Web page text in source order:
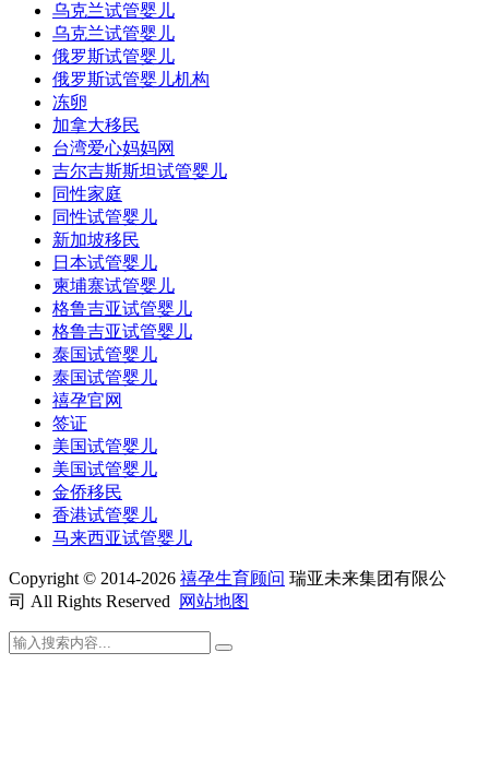
乌克兰试管婴儿
乌克兰试管婴儿
俄罗斯试管婴儿
俄罗斯试管婴儿机构
冻卵
加拿大移民
台湾爱心妈妈网
吉尔吉斯斯坦试管婴儿
同性家庭
同性试管婴儿
新加坡移民
日本试管婴儿
柬埔寨试管婴儿
格鲁吉亚试管婴儿
格鲁吉亚试管婴儿
泰国试管婴儿
泰国试管婴儿
禧孕官网
签证
美国试管婴儿
美国试管婴儿
金侨移民
香港试管婴儿
马来西亚试管婴儿
Copyright © 2014-2026 禧孕生育顾问 瑞亚未来集团有限公
司 All Rights Reserved
网站地图